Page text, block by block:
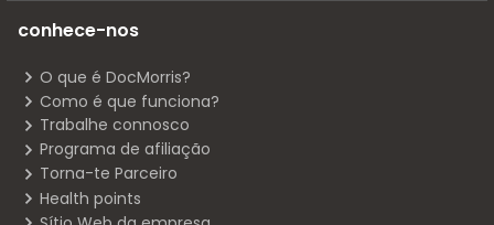
conhece-nos
O que é DocMorris?
Como é que funciona?
Trabalhe connosco
Programa de afiliação
Torna-te Parceiro
Health points